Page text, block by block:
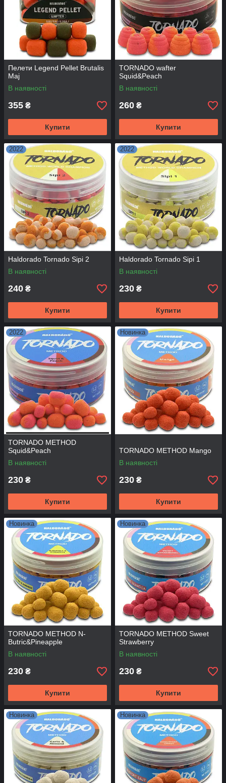
Пелети Legend Pellet Brutalis
Maj
В наявності
355 ₴
Купити
TORNADO wafter
Squid&Peach
В наявності
260 ₴
Купити
2022
Haldorado Tornado Sipi 2
В наявності
240 ₴
Купити
2022
Haldorado Tornado Sipi 1
В наявності
230 ₴
Купити
2022
TORNADO METHOD
Squid&Peach
В наявності
230 ₴
Купити
Новинка
TORNADO METHOD Mango
В наявності
230 ₴
Купити
Новинка
TORNADO METHOD N-
Butric&Pineapple
В наявності
230 ₴
Купити
Новинка
TORNADO METHOD Sweet
Strаwberry
В наявності
230 ₴
Купити
Новинка Новинка